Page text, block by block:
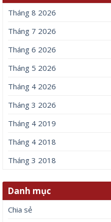
Tháng 8 2026
Tháng 7 2026
Tháng 6 2026
Tháng 5 2026
Tháng 4 2026
Tháng 3 2026
Tháng 4 2019
Tháng 4 2018
Tháng 3 2018
Danh mục
Chia sẻ